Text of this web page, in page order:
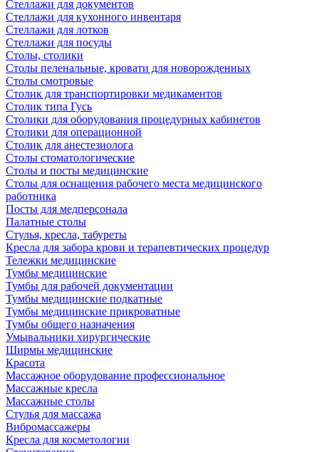
Стеллажи для документов
Стеллажи для кухонного инвентаря
Стеллажи для лотков
Стеллажи для посуды
Столы, столики
Столы пеленальные, кровати для новорожденных
Столы смотровые
Столик для транспортировки медикаментов
Столик типа Гусь
Столики для оборудования процедурных кабинетов
Столики для операционной
Столик для анестезиолога
Столы стоматологические
Столы и посты медицинские
Столы для оснащения рабочего места медицинского
работника
Посты для медперсонала
Палатные столы
Стулья, кресла, табуреты
Кресла для забора крови и терапевтических процедур
Тележки медицинские
Тумбы медицинские
Тумбы для рабочей документации
Тумбы медицинские подкатные
Тумбы медицинские прикроватные
Тумбы общего назначения
Умывальники хирургические
Ширмы медицинские
Красота
Массажное оборудование профессиональное
Массажные кресла
Массажные столы
Стулья для массажа
Вибромассажеры
Кресла для косметологии